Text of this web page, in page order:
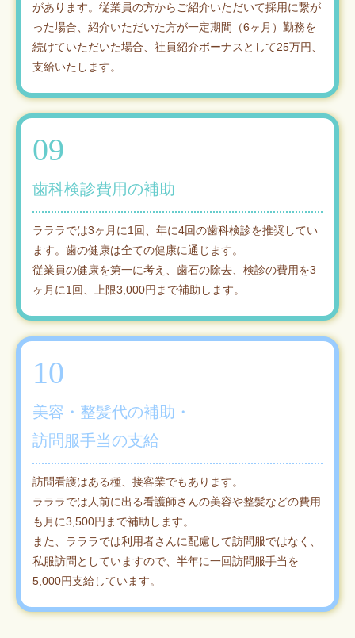
があります。従業員の方からご紹介いただいて採用に繋が
った場合、紹介いただいた方が一定期間（6ヶ月）勤務を
続けていただいた場合、社員紹介ボーナスとして25万円、
支給いたします。
09
歯科検診費用の補助
ラララでは3ヶ月に1回、年に4回の歯科検診を推奨してい
ます。歯の健康は全ての健康に通じます。
従業員の健康を第一に考え、歯石の除去、検診の費用を3
ヶ月に1回、上限3,000円まで補助します。
10
美容・整髪代の補助・
訪問服手当の支給
訪問看護はある種、接客業でもあります。
ラララでは人前に出る看護師さんの美容や整髪などの費用
も月に3,500円まで補助します。
また、ラララでは利用者さんに配慮して訪問服ではなく、
私服訪問としていますので、半年に一回訪問服手当を
5,000円支給しています。